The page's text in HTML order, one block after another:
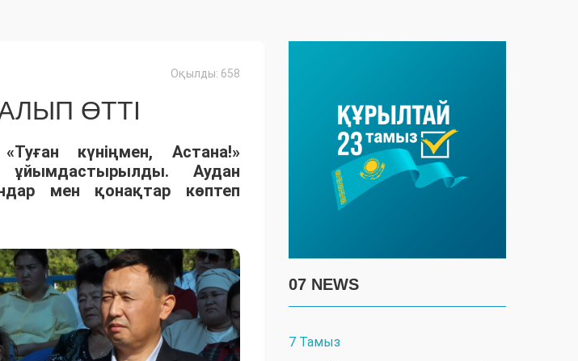
Оқылды: 658
ӨТТІ
күніңмен, Астана!»
Аудан
мен қонақтар көптеп
07 NEWS
7 Тамыз